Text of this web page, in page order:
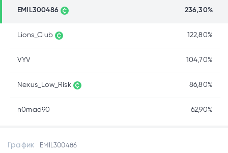
EMIL300486 236,30%
Lions_Club 122,80%
VYV 104,70%
Nexus_Low_Risk 86,80%
n0mad90 62,90%
График EMIL300486